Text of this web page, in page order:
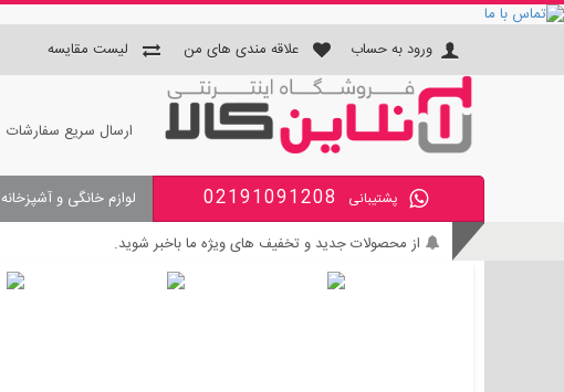
ورود به حساب علاقه مندی های من لیست مقایسه
ارسال سریع سفارشات
پشتیبانی 02191091208 لوازم خانگی و آشپزخانه
از محصولات جدید و تخفیف های ویژه ما باخبر شوید.
بی واسطه و مطمئن خرید کنید.